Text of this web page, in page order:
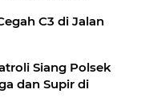
C3 di Jalan
Siang Polsek
dan Supir di